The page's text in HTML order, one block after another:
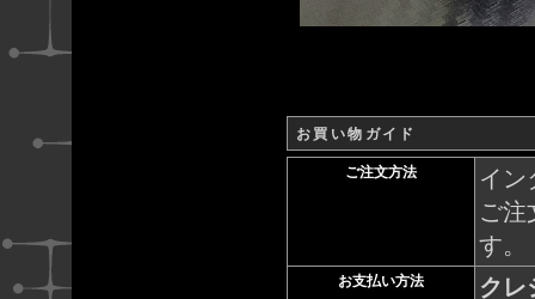
お買い物ガイド
ご注文方法
イン
ご注
す。
お支払い方法 クレ